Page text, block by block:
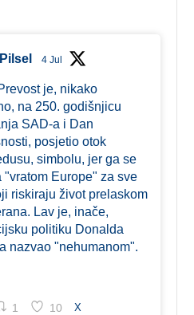
4 Jul
je, nikako
na 250. godišnjicu
SAD-a i Dan
posjetio otok
simbolu, jer ga se
"vratom Europe" za sve
riskiraju život prelaskom
Lav je, inače,
politiku Donalda
nazvao "nehumanom".
1 10 X